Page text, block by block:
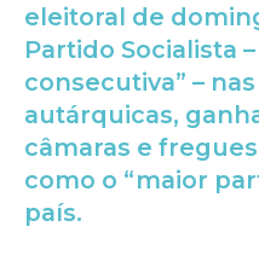
eleitoral de
Partido Socialista
consecutiva” –
autárquicas,
câmaras e
como o “maior
país.